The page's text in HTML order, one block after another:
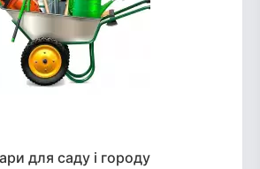
для саду і городу